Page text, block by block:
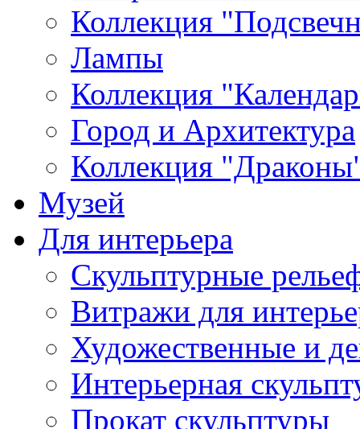
Коллекция
Лампы
Коллекция
Город и Архитектура
Коллекция
Музей
Для интерьера
Скульптурные
Витражи для
Художественные и
Интерьерная
Прокат скульптуры